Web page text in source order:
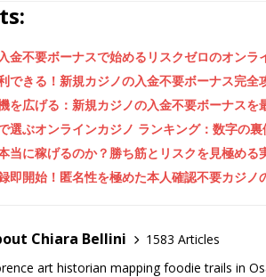
金不要ボーナスで始めるリスクゼロのオンラ
できる！新規カジノの入金不要ボーナス完全
を広げる：新規カジノの入金不要ボーナスを
選ぶオンラインカジノ ランキング：数字の
当に稼げるのか？勝ち筋とリスクを見極める
即開始！匿名性を極めた本人確認不要カジノ
Chiara Bellini
1583 Articles
art historian mapping foodie trails in